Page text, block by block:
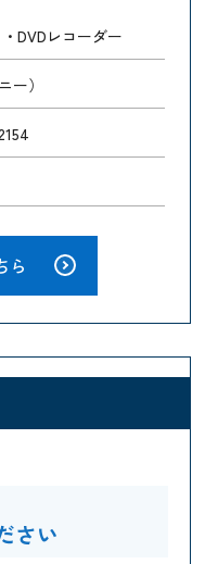
DVDレコーダー
ー）
ら
さい